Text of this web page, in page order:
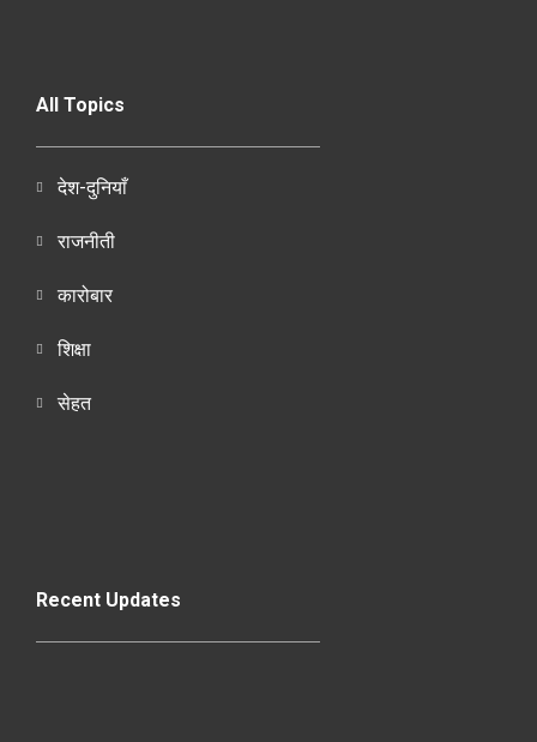
All Topics
देश-दुनियाँ
राजनीती
कारोबार
शिक्षा
सेहत
Recent Updates